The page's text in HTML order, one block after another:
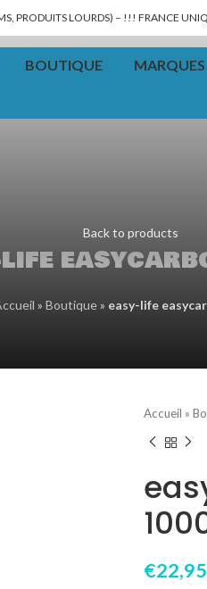
PRODUITS LOURDS) – !!! FRANCE
BOUTIQUE MARQUES
Back to products
» Boutique» easy-life
Accueil »
€22,95